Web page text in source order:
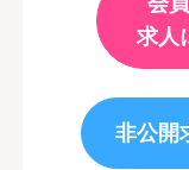
求人
非公開